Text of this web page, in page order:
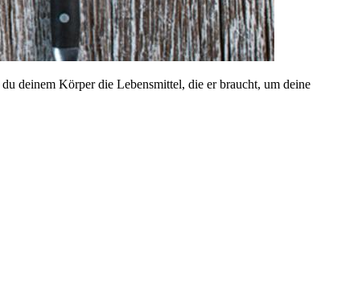
deinem Körper die Lebensmittel, die er braucht, um deine